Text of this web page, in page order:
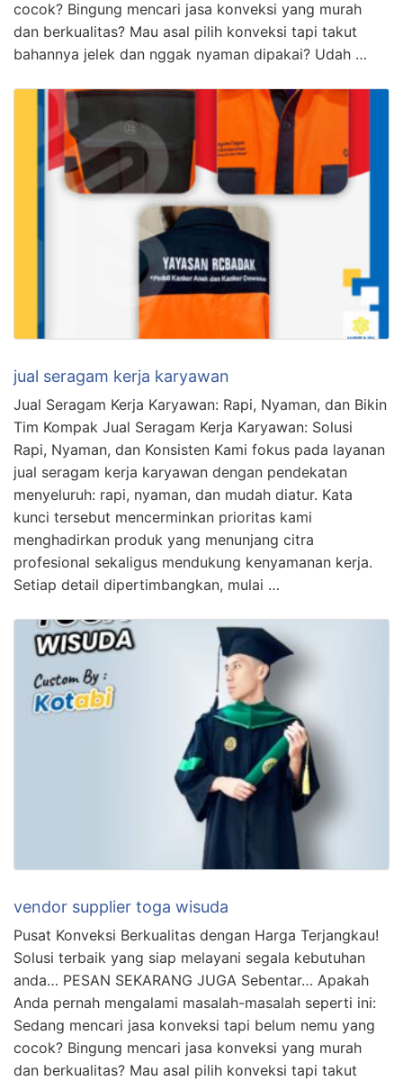
cocok? Bingung mencari jasa konveksi yang murah
dan berkualitas? Mau asal pilih konveksi tapi takut
bahannya jelek dan nggak nyaman dipakai? Udah …
jual seragam kerja karyawan
Jual Seragam Kerja Karyawan: Rapi, Nyaman, dan Bikin
Tim Kompak Jual Seragam Kerja Karyawan: Solusi
Rapi, Nyaman, dan Konsisten Kami fokus pada layanan
jual seragam kerja karyawan dengan pendekatan
menyeluruh: rapi, nyaman, dan mudah diatur. Kata
kunci tersebut mencerminkan prioritas kami
menghadirkan produk yang menunjang citra
profesional sekaligus mendukung kenyamanan kerja.
Setiap detail dipertimbangkan, mulai …
vendor supplier toga wisuda
Pusat Konveksi Berkualitas dengan Harga Terjangkau!
Solusi terbaik yang siap melayani segala kebutuhan
anda… PESAN SEKARANG JUGA Sebentar… Apakah
Anda pernah mengalami masalah-masalah seperti ini:
Sedang mencari jasa konveksi tapi belum nemu yang
cocok? Bingung mencari jasa konveksi yang murah
dan berkualitas? Mau asal pilih konveksi tapi takut